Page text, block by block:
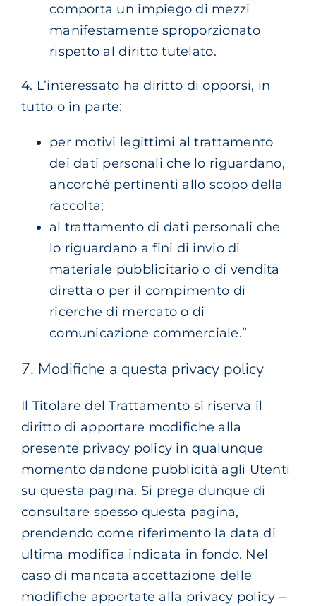
comporta un impiego di mezzi
manifestamente sproporzionato
rispetto al diritto tutelato.
4. L’interessato ha diritto di opporsi, in
tutto o in parte:
per motivi legittimi al trattamento
dei dati personali che lo riguardano,
ancorché pertinenti allo scopo della
raccolta;
al trattamento di dati personali che
lo riguardano a fini di invio di
materiale pubblicitario o di vendita
diretta o per il compimento di
ricerche di mercato o di
comunicazione commerciale.”
7. Modifiche a questa privacy policy
Il Titolare del Trattamento si riserva il
diritto di apportare modifiche alla
presente privacy policy in qualunque
momento dandone pubblicità agli Utenti
su questa pagina. Si prega dunque di
consultare spesso questa pagina,
prendendo come riferimento la data di
ultima modifica indicata in fondo. Nel
caso di mancata accettazione delle
modifiche apportate alla privacy policy –